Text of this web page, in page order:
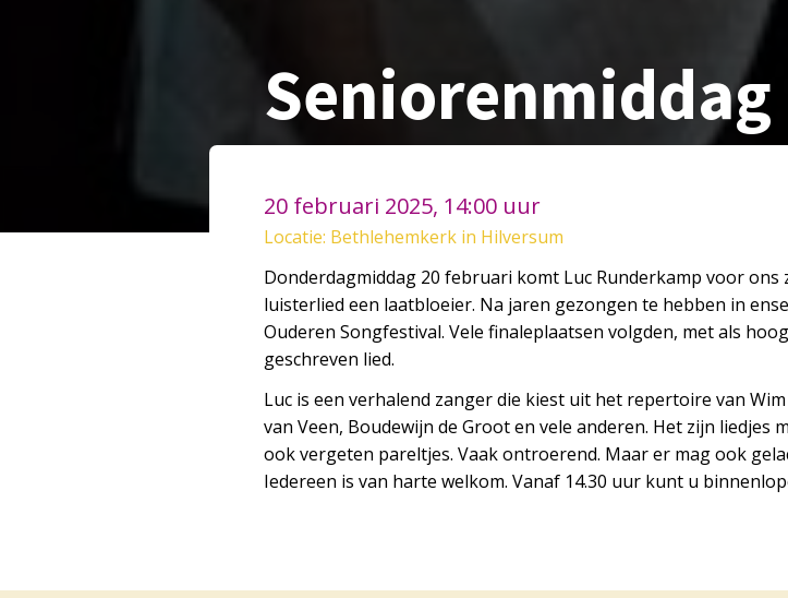
Seniorenmiddag
20 februari 2025, 14:00 uur
Locatie: Bethlehemkerk in Hilversum
Donderdagmiddag 20 februari komt Luc Runderkamp voor ons
luisterlied een laatbloeier. Na jaren gezongen te hebben in
Ouderen Songfestival. Vele finaleplaatsen volgden, met als
geschreven lied.
Luc is een verhalend zanger die kiest uit het repertoire van
van Veen, Boudewijn de Groot en vele anderen. Het zijn liedjes
ook vergeten pareltjes. Vaak ontroerend. Maar er mag ook
Iedereen is van harte welkom. Vanaf 14.30 uur kunt u